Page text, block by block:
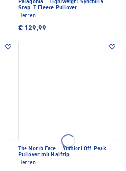
Patagonia · Lightweight Synchilla
Snap-T Fleece Pullover
Herren
€ 129,99
The North Face · Yumiori Off-Peak
Pullover mit Halfzip
Herren